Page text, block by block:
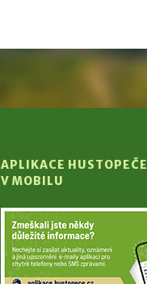
APLIKACE HUSTOPEČE
V MOBILU